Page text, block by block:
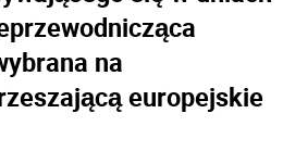
na
europejskie